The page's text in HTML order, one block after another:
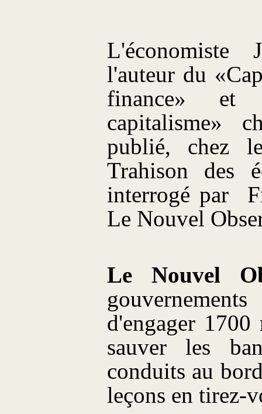
L'économiste
l'auteur du
finance»
capitalisme»
publié, chez
Trahison des
interrogé par
Le Nouvel
Le Nouvel
d'engager
sauver les
conduits au
leçons en tirez-